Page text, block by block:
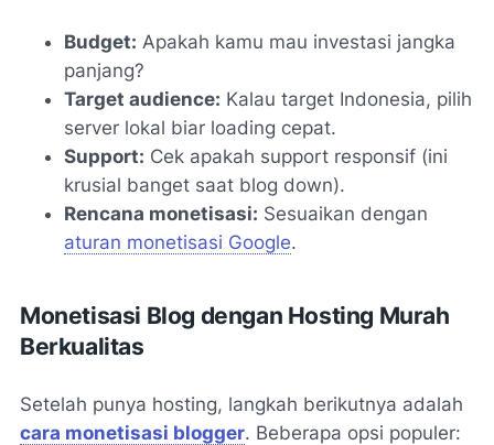
Budget: Apakah kamu mau investasi jangka
panjang?
Target audience: Kalau target Indonesia, pilih
server lokal biar loading cepat.
Support: Cek apakah support responsif (ini
krusial banget saat blog down).
Rencana monetisasi: Sesuaikan dengan
aturan monetisasi Google.
Monetisasi Blog dengan Hosting Murah
Berkualitas
Setelah punya hosting, langkah berikutnya adalah
cara monetisasi blogger. Beberapa opsi populer: